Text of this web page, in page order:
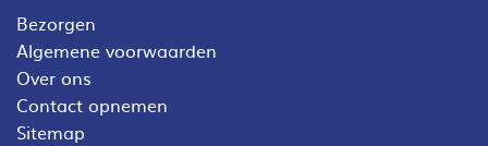
Bezorgen
Algemene voorwaarden
Over ons
Contact opnemen
Sitemap